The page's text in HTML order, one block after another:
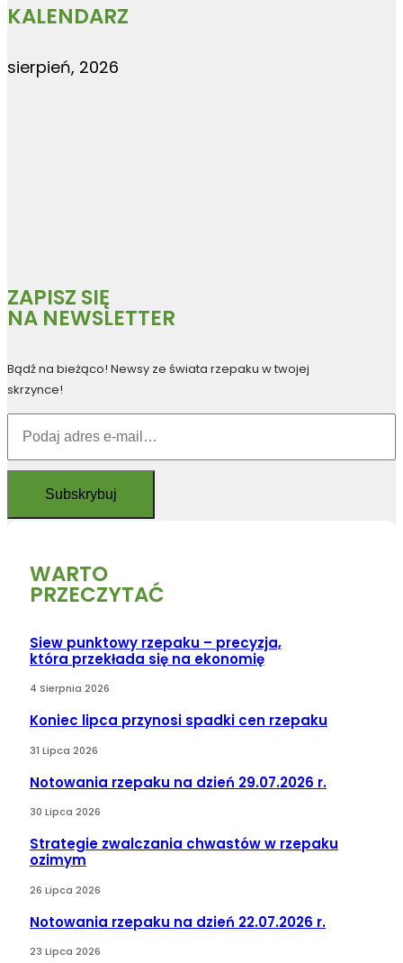
KALENDARZ
sierpień, 2026
ZAPISZ SIĘ
NA NEWSLETTER
Bądź na bieżąco! Newsy ze świata rzepaku w twojej
skrzynce!
WARTO
PRZECZYTAĆ
Siew punktowy rzepaku – precyzja,
która przekłada się na ekonomię
4 Sierpnia 2026
Koniec lipca przynosi spadki cen rzepaku
31 Lipca 2026
Notowania rzepaku na dzień 29.07.2026 r.
30 Lipca 2026
Strategie zwalczania chwastów w rzepaku
ozimym
26 Lipca 2026
Notowania rzepaku na dzień 22.07.2026 r.
23 Lipca 2026